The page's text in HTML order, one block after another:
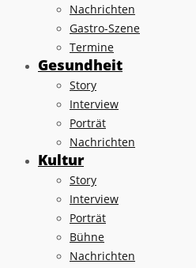
Nachrichten
Gastro-Szene
Termine
Gesundheit
Story
Interview
Porträt
Nachrichten
Kultur
Story
Interview
Porträt
Bühne
Nachrichten